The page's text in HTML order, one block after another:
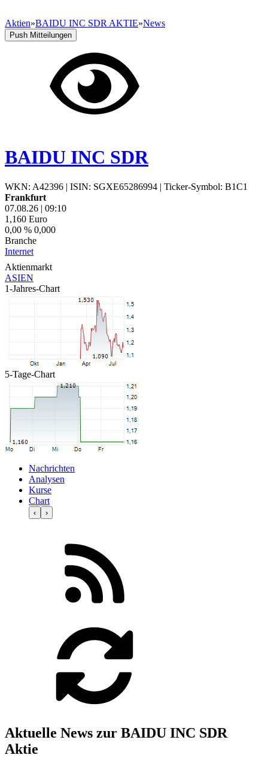
Aktien»BAIDU INC SDR AKTIE»News
Push Mitteilungen
BAIDU INC SDR
WKN: A42396 | ISIN: SGXE65286994 | Ticker-Symbol: B1C1
Frankfurt
07.08.26 | 09:10
1,160 Euro
0,00 % 0,000
Branche
Internet
Aktienmarkt
ASIEN
1-Jahres-Chart
5-Tage-Chart
Nachrichten
Analysen
Kurse
Chart
‹ ›
Aktuelle News zur BAIDU INC SDR
Aktie